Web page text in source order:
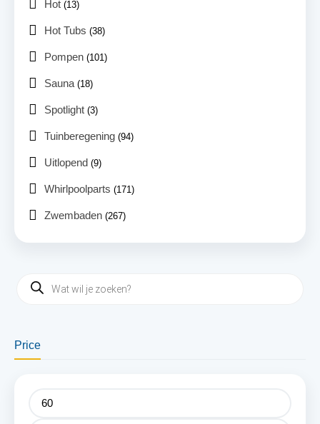
Hot (13)
Hot Tubs (38)
Pompen (101)
Sauna (18)
Spotlight (3)
Tuinberegening (94)
Uitlopend (9)
Whirlpoolparts (171)
Zwembaden (267)
Price